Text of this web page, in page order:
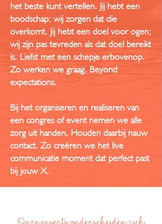
het beste kunt vertellen. Jij hebt een
boodschap; wij zorgen dat die
overkomt. Jij hebt een doel voor ogen;
wij zijn pas tevreden als dat doel bereikt
is. Liefst met een schepje erbovenop.
Zo werken we graag. Beyond
expectations.
Bij het organiseren en realiseren van
een congres of event nemen we alle
zorg uit handen. Houden daarbij nauw
contact. Zo creëren we het live
communicatie moment dat perfect past
bij jouw X.